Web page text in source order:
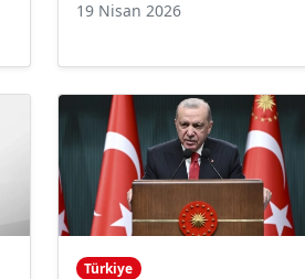
19 Nisan 2026
Türkiye